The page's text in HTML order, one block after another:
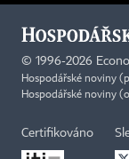
© 1996-2026
Hospodářské noviny
Hospodářské noviny
Certifikováno